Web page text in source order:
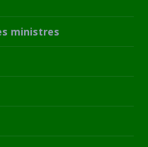
ministres